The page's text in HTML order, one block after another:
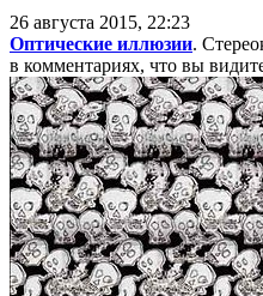
26 августа 2015, 22:23
Оптические иллюзии.
в комментариях, что вы